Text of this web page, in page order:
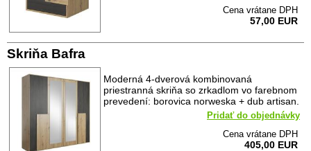
Cena vrátane DPH
57,00 EUR
Skriňa Bafra
Moderná 4-dverová kombinovaná
priestranná skriňa so zrkadlom vo farebnom
prevedení: borovica norweska + dub artisan.
Pridať do objednávky
Cena vrátane DPH
405,00 EUR